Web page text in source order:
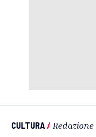
CULTURA/ Redazione